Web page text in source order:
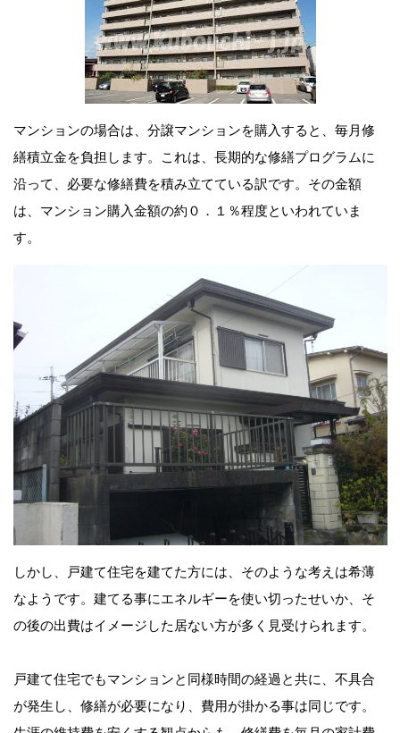
マンションの場合は、分譲マンションを購入すると、毎月修
繕積立金を負担します。これは、長期的な修繕プログラムに
沿って、必要な修繕費を積み立てている訳です。その金額
は、マンション購入金額の約０．１％程度といわれていま
す。
しかし、戸建て住宅を建てた方には、そのような考えは希薄
なようです。建てる事にエネルギーを使い切ったせいか、そ
の後の出費はイメージした居ない方が多く見受けられます。
戸建て住宅でもマンションと同様時間の経過と共に、不具合
が発生し、修繕が必要になり、費用が掛かる事は同じです。